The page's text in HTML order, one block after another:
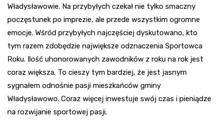
Władysławowie. Na przybyłych czekał nie tylko smaczny
poczęstunek po imprezie, ale przede wszystkim ogromne
emocje. Wśród przybyłych najczęściej dyskutowano, kto
tym razem zdobędzie największe odznaczenia Sportowca
Roku. Ilość uhonorowanych zawodników z roku na rok jest
coraz większa. To cieszy tym bardziej, że jest jasnym
sygnałem odnośnie pasji mieszkańców gminy
Władysławowo. Coraz więcej inwestuje swój czas i pieniądze
na rozwijanie sportowej pasji.